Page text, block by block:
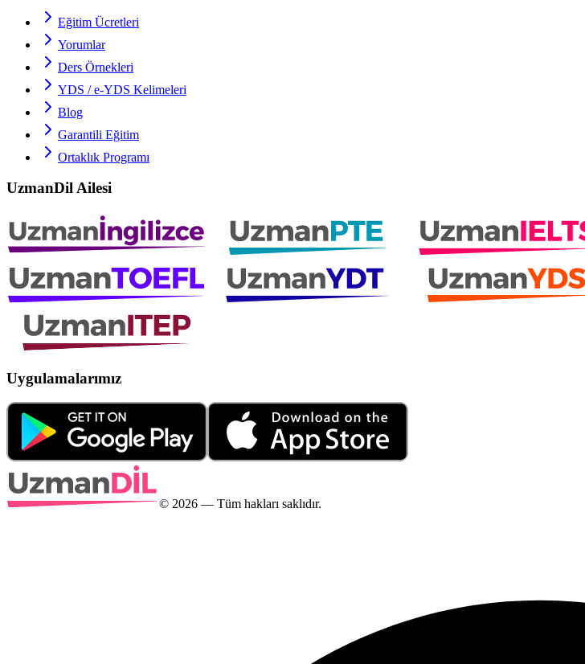
Eğitim Ücretleri
Yorumlar
Ders Örnekleri
YDS / e-YDS Kelimeleri
Blog
Garantili Eğitim
Ortaklık Programı
UzmanDil Ailesi
Uygulamalarımız
© 2026 — Tüm hakları saklıdır.